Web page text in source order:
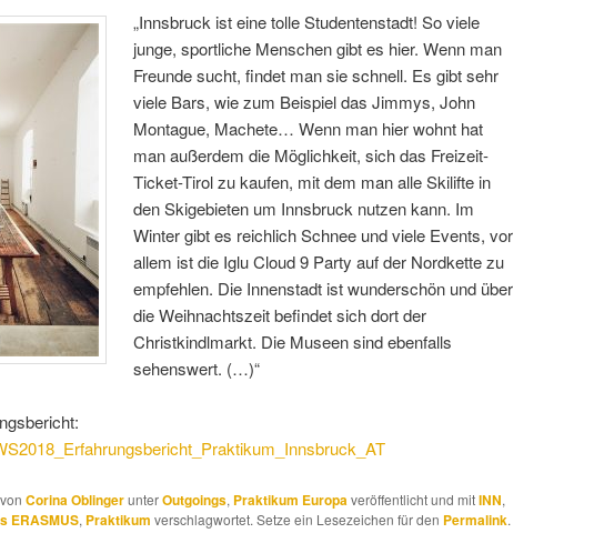
„Innsbruck ist eine tolle Studentenstadt! So viele
junge, sportliche Menschen gibt es hier. Wenn man
Freunde sucht, findet man sie schnell. Es gibt sehr
viele Bars, wie zum Beispiel das Jimmys, John
Montague, Machete… Wenn man hier wohnt hat
man außerdem die Möglichkeit, sich das Freizeit-
Ticket-Tirol zu kaufen, mit dem man alle Skilifte in
den Skigebieten um Innsbruck nutzen kann. Im
Winter gibt es reichlich Schnee und viele Events, vor
allem ist die Iglu Cloud 9 Party auf der Nordkette zu
empfehlen. Die Innenstadt ist wunderschön und über
die Weihnachtszeit befindet sich dort der
Christkindlmarkt. Die Museen sind ebenfalls
sehenswert. (…)“
Corina OblingerunterOutgoings, Praktikum Europaveröffentlicht und mitINN,
ERASMUS, Praktikum verschlagwortet. Setze ein Lesezeichen für den Permalink.